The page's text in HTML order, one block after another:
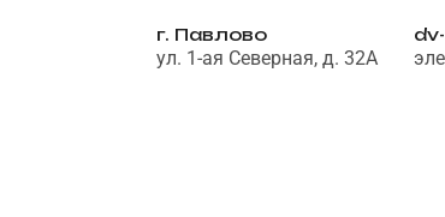
г. Павлово
ул. 1-ая Северная, д. 32А